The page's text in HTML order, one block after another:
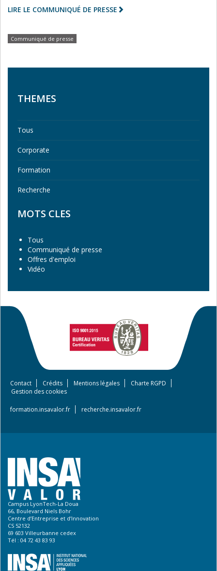
LIRE LE COMMUNIQUÉ DE PRESSE
Communiqué de presse
THEMES
Tous
Corporate
Formation
Recherche
MOTS CLES
Tous
Communiqué de presse
Offres d'emploi
Vidéo
Footer
Contact Crédits Mentions légales
Charte RGPD
Gestion des cookies
formation.insavalor.fr recherche.insavalor.fr
Campus LyonTech-La Doua
66, Boulevard Niels Bohr
Centre d’Entreprise et d’Innovation
CS 52132
69 603 Villeurbanne cedex
Tél : 04 72 43 83 93